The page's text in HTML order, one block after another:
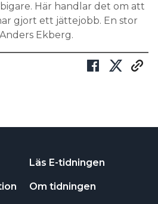
Här handlar det om att
gjort ett jättejobb. En stor
Ekberg.
Läs E-tidningen
Om tidningen